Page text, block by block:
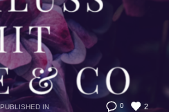
0 2
PUBLISHED IN